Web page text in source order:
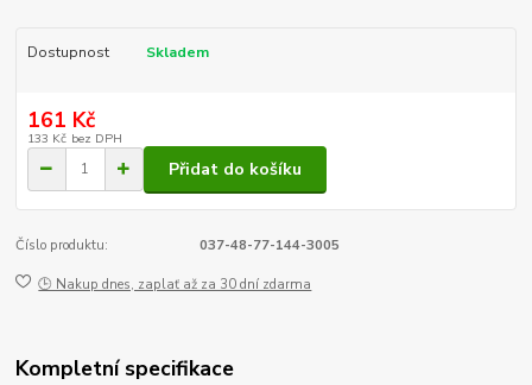
Dostupnost Skladem
161 Kč
133 Kč bez DPH
Přidat do košíku
Číslo produktu: 037-48-77-144-3005
🕒 Nakup dnes, zaplať až za 30 dní zdarma
Kompletní specifikace